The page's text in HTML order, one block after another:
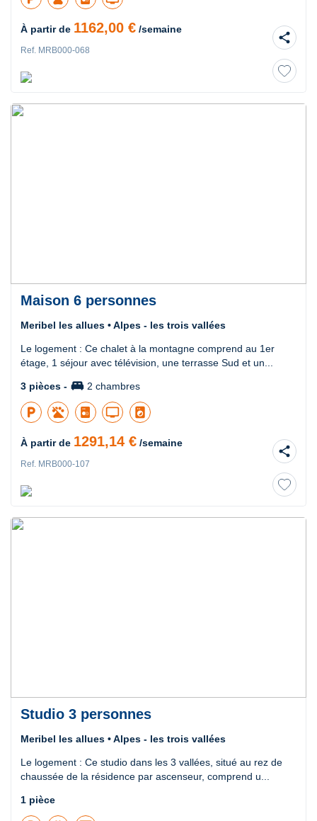
À partir de 1162,00 € /semaine
Ref. MRB000-068
share
Maison 6 personnes
Meribel les allues • Alpes - les trois vallées
Le logement : Ce chalet à la montagne comprend au 1er
étage, 1 séjour avec télévision, une terrasse Sud et un...
3 pièces - king_bed 2 chambres
local_parking tv local_laundry_service
À partir de 1291,14 € /semaine
Ref. MRB000-107
share
Studio 3 personnes
Meribel les allues • Alpes - les trois vallées
Le logement : Ce studio dans les 3 vallées, situé au rez de
chaussée de la résidence par ascenseur, comprend u...
1 pièce